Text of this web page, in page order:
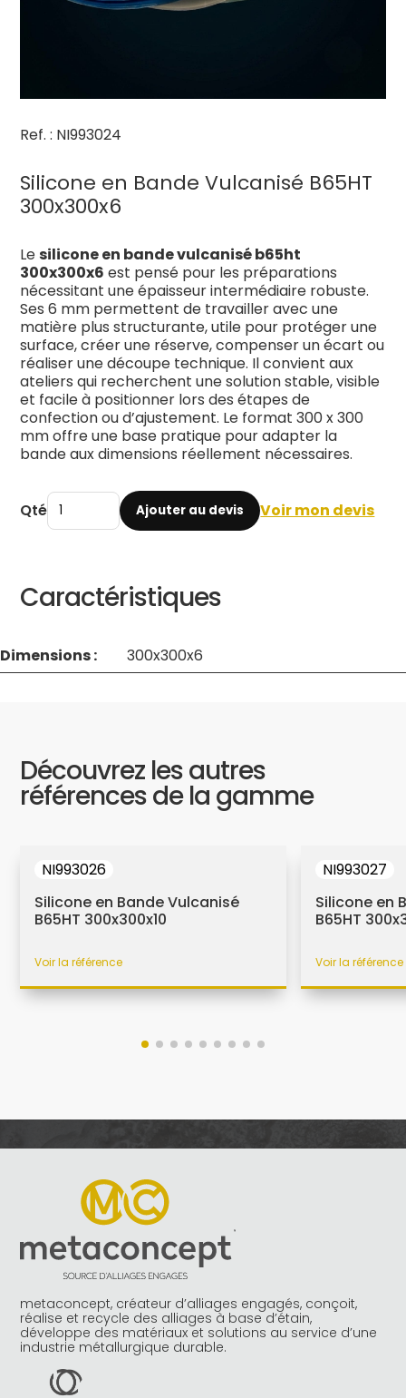
Ref. : NI993024
Silicone en Bande Vulcanisé B65HT
300x300x6
Lesilicone en bande vulcanisé b65ht
300x300x6 est pensé pour les préparations
nécessitant une épaisseur intermédiaire robuste.
Ses 6 mm permettent de travailler avec une
matière plus structurante, utile pour protéger une
surface, créer une réserve, compenser un écart ou
réaliser une découpe technique. Il convient aux
ateliers qui recherchent une solution stable, visible
et facile à positionner lors des étapes de
confection ou d’ajustement. Le format 300 x 300
mm offre une base pratique pour adapter la
bande aux dimensions réellement nécessaires.
Qté Ajouter au devis Voir mon devis
Caractéristiques
Dimensions : 300x300x6
Découvrez les autres
références de la gamme
NI993026
Silicone en Bande Vulcanisé
B65HT 300x300x10
Voir la référence
NI993027
Silicone en
B65HT
Voir la référence
metaconcept, créateur d’alliages engagés, conçoit,
réalise et recycle des alliages à base d’étain,
développe des matériaux et solutions au service d’une
industrie métallurgique durable.